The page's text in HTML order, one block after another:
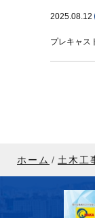
2025.08.12
プレキャ
ホーム 土木工